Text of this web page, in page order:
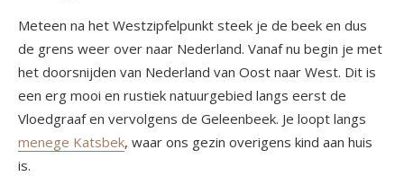
Meteen na het Westzipfelpunkt steek je de beek en dus
de grens weer over naar Nederland. Vanaf nu begin je met
het doorsnijden van Nederland van Oost naar West. Dit is
een erg mooi en rustiek natuurgebied langs eerst de
Vloedgraaf en vervolgens de Geleenbeek. Je loopt langs
menege Katsbek, waar ons gezin overigens kind aan huis
is.